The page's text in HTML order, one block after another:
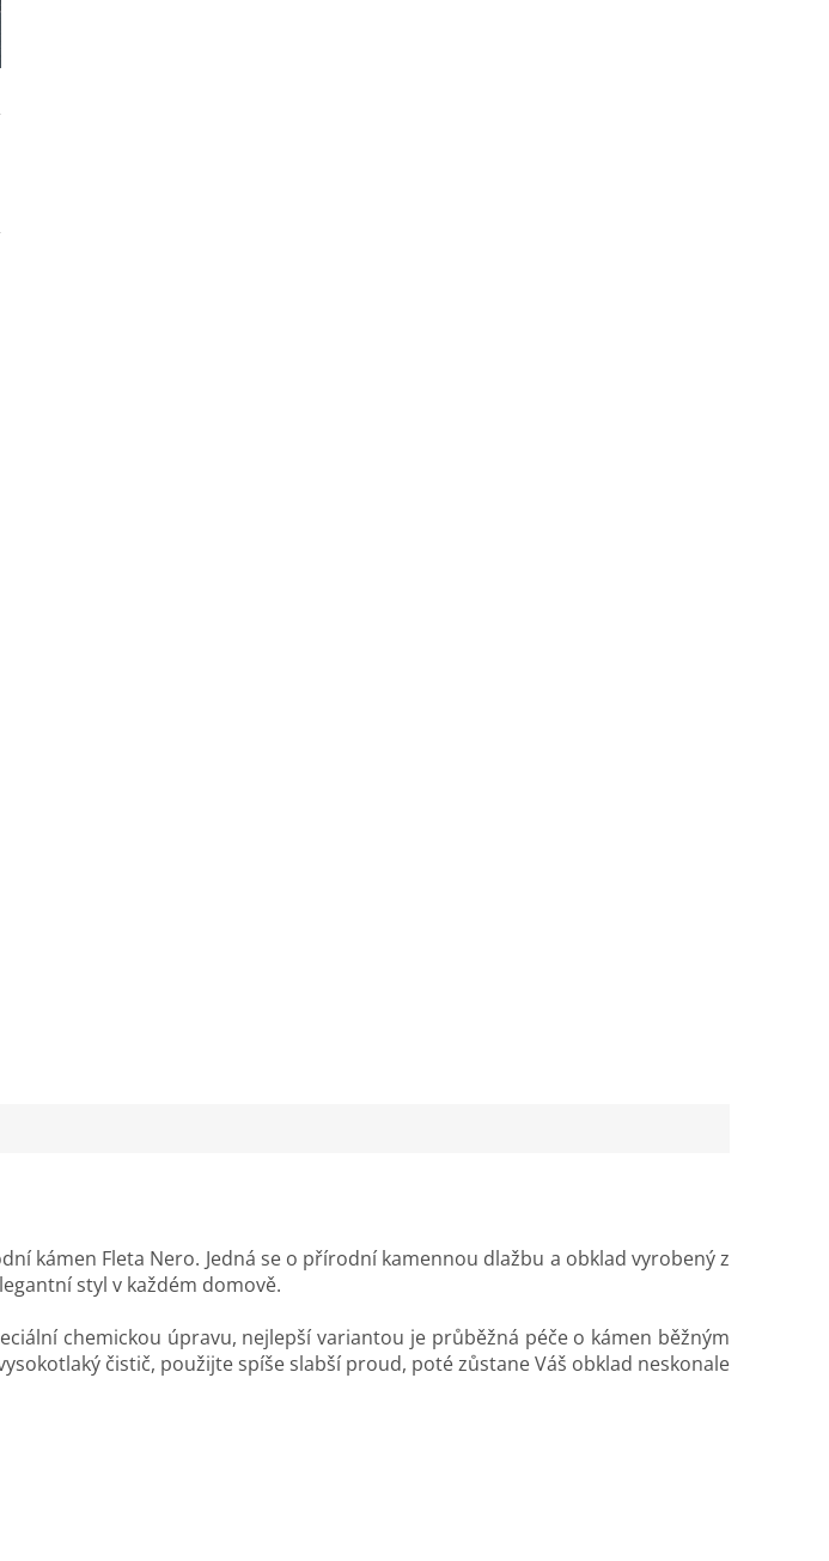
kámen Fleta Nero. Jedná se o přírodní kamennou dlažbu a obklad vyrobený z
styl v každém domově.
chemickou úpravu, nejlepší variantou je průběžná péče o kámen běžným
čistič, použijte spíše slabší proud, poté zůstane Váš obklad neskonale